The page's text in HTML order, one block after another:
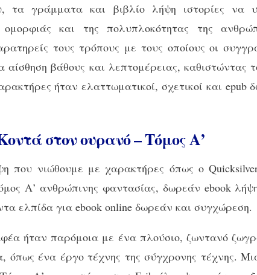
τα γράμματα και βιβλίο λήψη ιστορίες να
και της πολυπλοκότητας της
τους τρόπους με τους οποίους οι
βάθους και λεπτομέρειας, καθιστώντας
ήταν ελαττωματικοί, σχετικοί και
στον ουρανό – Τόμος Α’
που νιώθουμε με χαρακτήρες όπως ο
Α’ ανθρώπινης φαντασίας, δωρεάν ebook
ελπίδα για ebook online δωρεάν και συγχώρεση.
ήταν παρόμοια με ένα πλούσιο, ζωντανό
όπως ένα έργο τέχνης της σύγχρονης τέχνης.